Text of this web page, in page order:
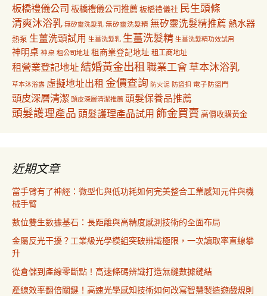
板橋禮儀公司 板橋禮儀公司推薦板橋禮儀社 民生頭條
清爽沐浴乳 無矽靈洗髮乳 無矽靈洗髮精 無矽靈洗髮精推薦 熱水器
熱泵 生薑洗頭試用 生薑洗髮乳 生薑洗髮精 生薑洗髮精功效試用
神明桌 神桌 租公司地址 租商業登記地址 租工商地址
租營業登記地址結婚黃金出租職業工會草本沐浴乳
草本沐浴露 虛擬地址出租 金價查詢 防火泥 防盜扣 電子防盜門
頭皮深層清潔 頭皮深層清潔推薦 頭髮保養品推薦
頭髮護理產品 頭髮護理產品試用 飾金買賣 高價收購黃金
近期文章
當手臂有了神經：微型化與低功耗如何完美整合工業感知元件與機
械手臂
數位雙生數據基石：長距離與高精度感測技術的全面布局
金屬反光干擾？工業級光學模組突破辨識極限，一次讀取率直線攀
升
從倉儲到產線零斷點！高速條碼辨識打造無縫數據鏈結
產線效率翻倍關鍵！高速光學感知技術如何改寫智慧製造遊戲規則